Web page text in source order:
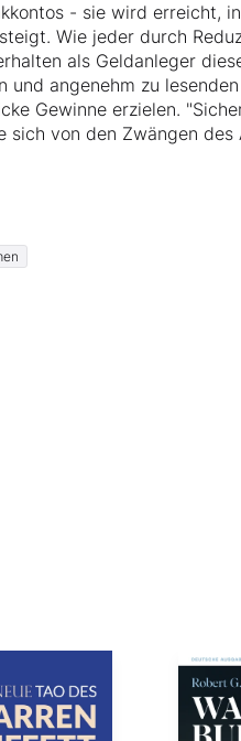
- sie wird erreicht,
Wie jeder durch
als Geldanleger
und angenehm zu
Gewinne erzielen.
sich von den Zwängen